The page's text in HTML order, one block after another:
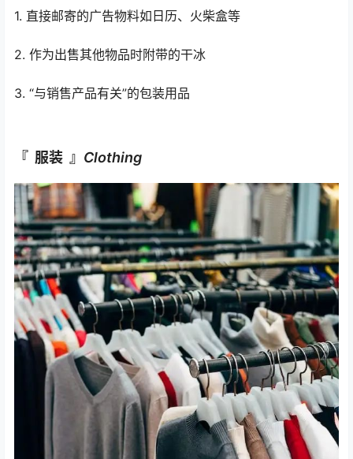
1. 直接邮寄的广告物料如日历、火柴盒等
2. 作为出售其他物品时附带的干冰
3. “与销售产品有关”的包装用品
『 服装 』 Clothing